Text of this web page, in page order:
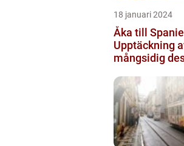
18 januari 2024
Åka till
Upptäckning
mångsidig